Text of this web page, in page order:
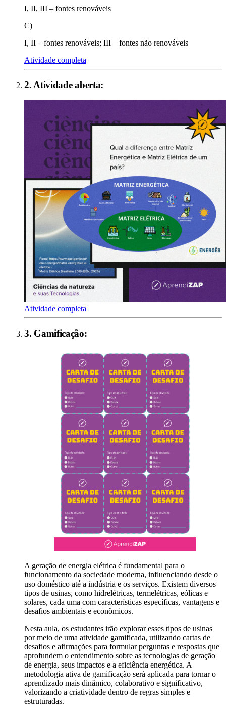
I, II, III – fontes renováveis
C)
I, II – fontes renováveis; III – fontes não renováveis
Atividade completa
2. Atividade aberta:
Atividade completa
3. Gamificação:
A geração de energia elétrica é fundamental para o
funcionamento da sociedade moderna, influenciando desde o
uso doméstico até a indústria e os serviços. Existem diversos
tipos de usinas, como hidrelétricas, termelétricas, eólicas e
solares, cada uma com características específicas, vantagens e
desafios ambientais e econômicos.
Nesta aula, os estudantes irão explorar esses tipos de usinas
por meio de uma atividade gamificada, utilizando cartas de
desafios e afirmações para formular perguntas e respostas que
aprofundem o entendimento sobre as tecnologias de geração
de energia, seus impactos e a eficiência energética. A
metodologia ativa de gamificação será aplicada para tornar o
aprendizado mais dinâmico, colaborativo e significativo,
valorizando a criatividade dentro de regras simples e
estruturadas.